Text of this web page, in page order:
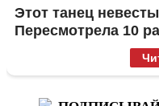
Этот танец
Пересмотрела 10